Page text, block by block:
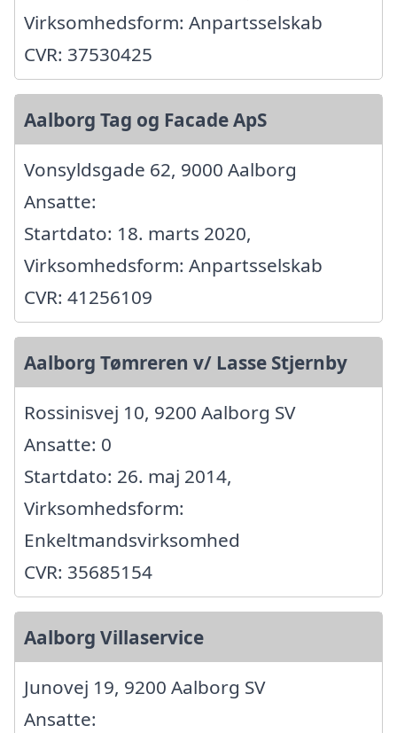
Virksomhedsform: Anpartsselskab
CVR: 37530425
Aalborg Tag og Facade ApS
Vonsyldsgade 62, 9000 Aalborg
Ansatte:
Startdato: 18. marts 2020,
Virksomhedsform: Anpartsselskab
CVR: 41256109
Aalborg Tømreren v/ Lasse Stjernby
Rossinisvej 10, 9200 Aalborg SV
Ansatte: 0
Startdato: 26. maj 2014,
Virksomhedsform:
Enkeltmandsvirksomhed
CVR: 35685154
Aalborg Villaservice
Junovej 19, 9200 Aalborg SV
Ansatte: